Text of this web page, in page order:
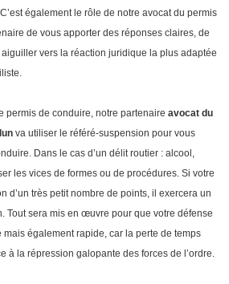
également le rôle de notre avocat du permis
de vous apporter des réponses claires, de
vers la réaction juridique la plus adaptée
permis de conduire, notre partenaire avocat du
va utiliser le référé-suspension pour vous
Dans le cas d’un délit routier : alcool,
les vices de formes ou de procédures. Si votre
d’un très petit nombre de points, il exercera un
Tout sera mis en œuvre pour que votre défense
mais également rapide, car la perte de temps
à la répression galopante des forces de l’ordre.